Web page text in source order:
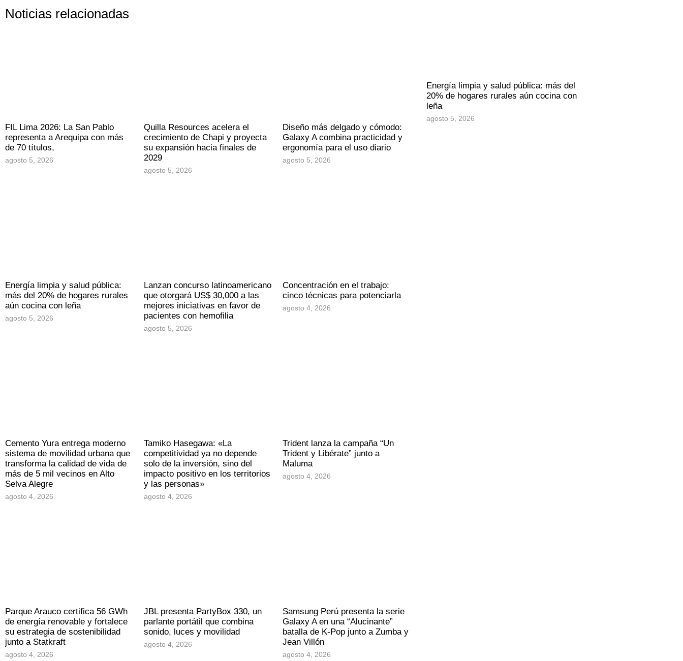
Noticias relacionadas
FIL Lima 2026: La San Pablo
representa a Arequipa con más
de 70 títulos,
agosto 5, 2026
Quilla Resources acelera el
crecimiento de Chapi y proyecta
su expansión hacia finales de
2029
agosto 5, 2026
Diseño más delgado y cómodo:
Galaxy A combina practicidad y
ergonomía para el uso diario
agosto 5, 2026
Energía limpia y salud pública:
más del 20% de hogares rurales
aún cocina con leña
agosto 5, 2026
Lanzan concurso latinoamericano
que otorgará US$ 30,000 a las
mejores iniciativas en favor de
pacientes con hemofilia
agosto 5, 2026
Concentración en el trabajo:
cinco técnicas para potenciarla
agosto 4, 2026
Cemento Yura entrega moderno
sistema de movilidad urbana que
transforma la calidad de vida de
más de 5 mil vecinos en Alto
Selva Alegre
agosto 4, 2026
Tamiko Hasegawa: «La
competitividad ya no depende
solo de la inversión, sino del
impacto positivo en los territorios
y las personas»
agosto 4, 2026
Trident lanza la campaña “Un
Trident y Libérate” junto a
Maluma
agosto 4, 2026
Parque Arauco certifica 56 GWh
de energía renovable y fortalece
su estrategia de sostenibilidad
junto a Statkraft
agosto 4, 2026
JBL presenta PartyBox 330, un
parlante portátil que combina
sonido, luces y movilidad
agosto 4, 2026
Samsung Perú presenta la serie
Galaxy A en una “Alucinante”
batalla de K-Pop junto a Zumba y
Jean Villón
agosto 4, 2026
Energía limpia y salud pública: más del
20% de hogares rurales aún cocina con
leña
agosto 5, 2026